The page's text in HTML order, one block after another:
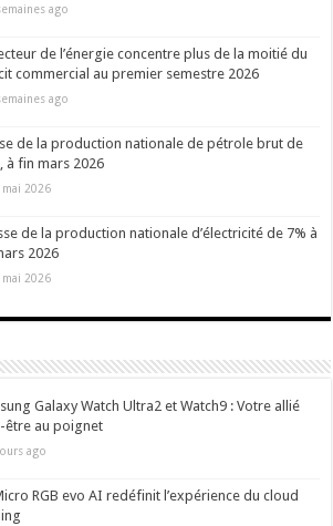
ago
de l’énergie concentre plus de la moitié du
commercial au premier semestre 2026
ago
de la production nationale de pétrole brut de
à fin mars 2026
mai 2026
de la production nationale d’électricité de 7% à
2026
mai 2026
Galaxy Watch Ultra2 et Watch9 : Votre allié
être au poignet
ago
RGB evo AI redéfinit l’expérience du cloud